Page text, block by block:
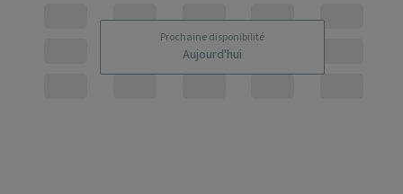
Prochaine disponibilité
Aujourd'hui